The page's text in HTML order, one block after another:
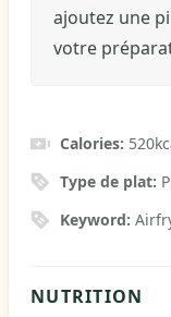
ajoutez une
votre
Calories: 520
Type de plat:
Keyword:
NUTRITION